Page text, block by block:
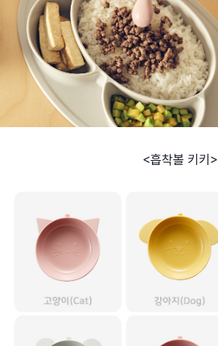
<흡착볼 키키>